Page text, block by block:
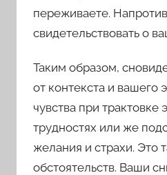
переживаете.
свидетельствовать о
Таким образом,
от контекста и вашего
чувства при
трудностях или же
желания и страхи. Это
обстоятельств. Ваши